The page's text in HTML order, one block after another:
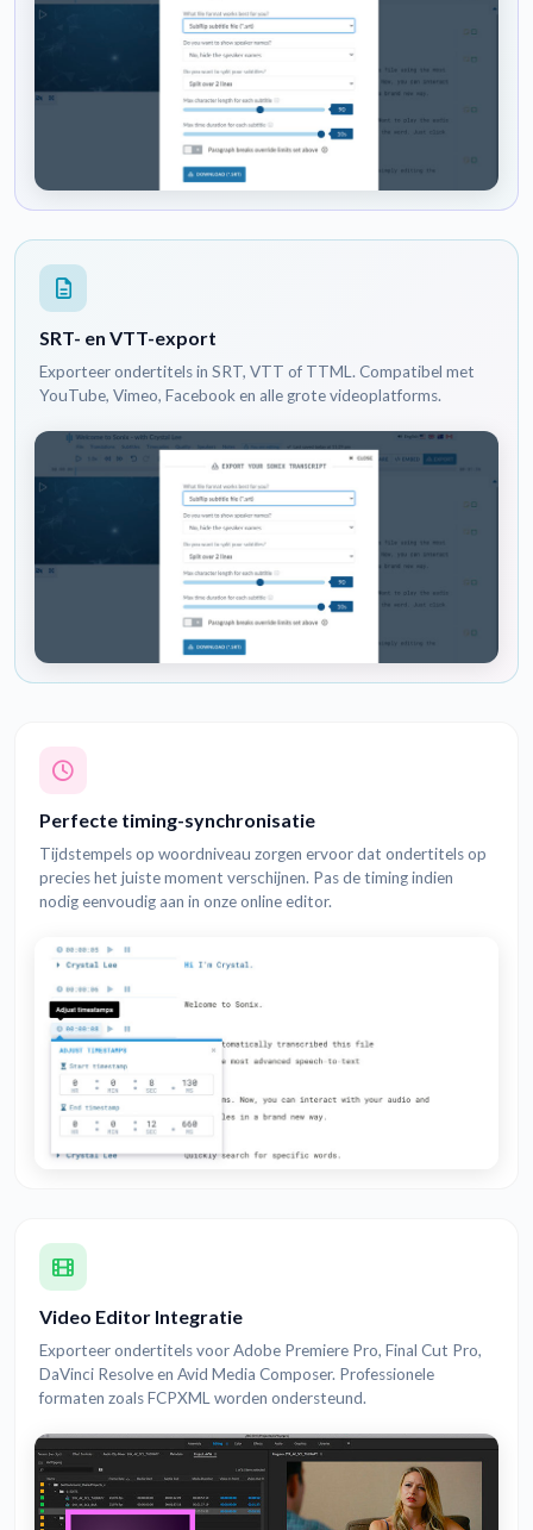
SRT- en VTT-export
Exporteer ondertitels in SRT, VTT of TTML. Compatibel met
YouTube, Vimeo, Facebook en alle grote videoplatforms.
Perfecte timing-synchronisatie
Tijdstempels op woordniveau zorgen ervoor dat ondertitels op
precies het juiste moment verschijnen. Pas de timing indien
nodig eenvoudig aan in onze online editor.
Video Editor Integratie
Exporteer ondertitels voor Adobe Premiere Pro, Final Cut Pro,
DaVinci Resolve en Avid Media Composer. Professionele
formaten zoals FCPXML worden ondersteund.